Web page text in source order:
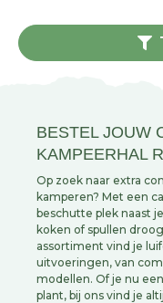
BESTEL JOUW
KAMPEERHAL
Op zoek naar extra
kamperen? Met een
beschutte plek naast
koken of spullen
assortiment vind je
uitvoeringen, van
modellen. Of je nu
plant, bij ons vind je